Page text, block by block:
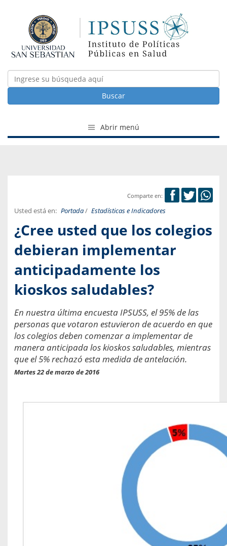
Buscar
Abrir menú
Comparte en:
Usted está en: Portada/ Estadísticas e Indicadores
¿Cree usted que los colegios
debieran implementar
anticipadamente los
kioskos saludables?
En nuestra última encuesta IPSUSS, el 95% de las
personas que votaron estuvieron de acuerdo en que
los colegios deben comenzar a implementar de
manera anticipada los kioskos saludables, mientras
que el 5% rechazó esta medida de antelación.
Martes 22 de marzo de 2016